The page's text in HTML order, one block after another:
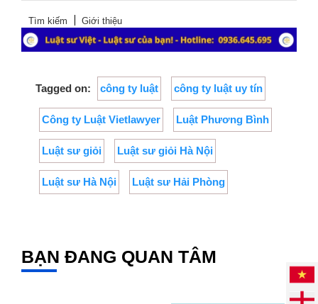
Tìm kiếm Giới thiệu
Tagged on: công ty luật công ty luật uy tín
Công ty Luật Vietlawyer Luật Phương Bình
Luật sư giỏi Luật sư giỏi Hà Nội
Luật sư Hà Nội Luật sư Hải Phòng
BẠN ĐANG QUAN TÂM